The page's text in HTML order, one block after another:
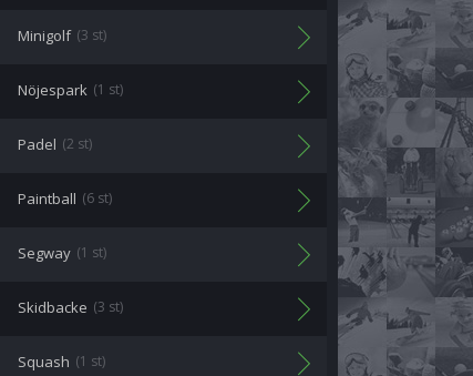
Minigolf (3 st)
Nöjespark (1 st)
Padel (2 st)
Paintball (6 st)
Segway (1 st)
Skidbacke (3 st)
Squash (1 st)